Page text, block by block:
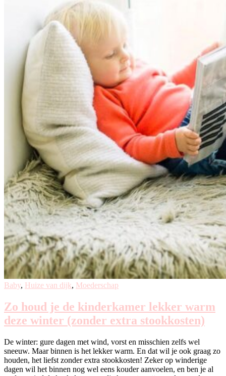
Baby, Huize van dijk, Moederschap
Zo houd je de kinderkamer lekker warm
deze winter (zonder extra stookkosten)
De winter: gure dagen met wind, vorst en misschien zelfs wel
sneeuw. Maar binnen is het lekker warm. En dat wil je ook graag zo
houden, het liefst zonder extra stookkosten! Zeker op winderige
dagen wil het binnen nog wel eens kouder aanvoelen, en ben je al